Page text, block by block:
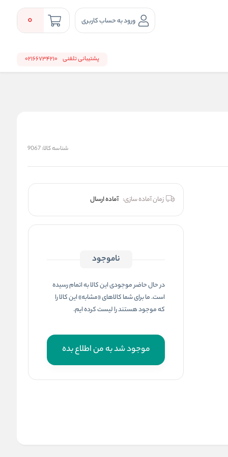
ورود به حساب کاربری 0
پشتیبانی تلفنی 02166734210
شناسه کالا:9067
زمان آماده سازی: آماده ارسال
ناموجود
در حال حاضر موجودی این کالا به اتمام رسیده
است. ما برای شما کالاهای «مشابه» این کالا را
که موجود هستند را لیست کرده ایم.
موجود شد به من اطلاع بده